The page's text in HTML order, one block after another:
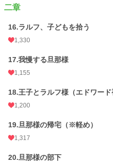
二章
16.ラルフ、子どもを拾う
1,330
17.我慢する旦那様
1,155
18.王子とラルフ様（エドワード
1,200
19.旦那様の帰宅（※軽め）
1,317
20.旦那様の部下